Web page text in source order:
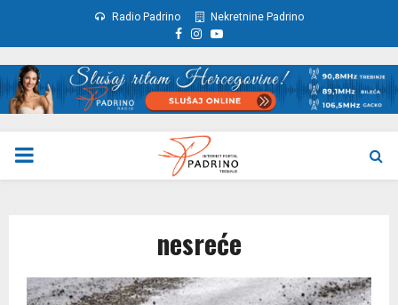
Radio Padrino Nekretnine Padrino
Facebook
Instagram
Youtube
PRIMARY
nesreće